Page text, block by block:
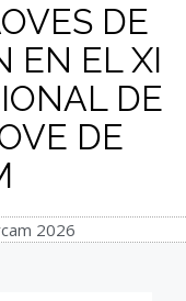
DE
EN EL XI
DE
DE
2026